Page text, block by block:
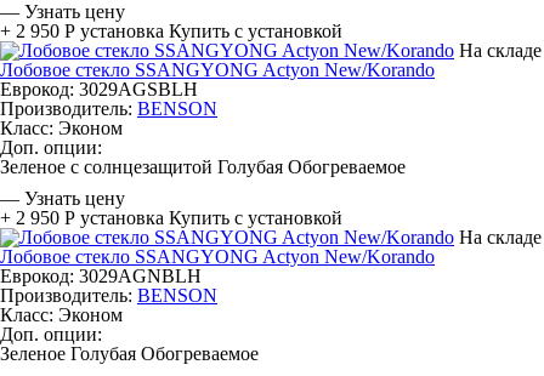
— Узнать цену
+ 2 950 Р установка Купить с установкой
На складе
Лобовое стекло SSANGYONG Actyon New/Korando
Еврокод: 3029AGSBLH
Производитель: BENSON
Класс: Эконом
Доп. опции:
Зеленое с солнцезащитой Голубая Обогреваемое
— Узнать цену
+ 2 950 Р установка Купить с установкой
На складе
Лобовое стекло SSANGYONG Actyon New/Korando
Еврокод: 3029AGNBLH
Производитель: BENSON
Класс: Эконом
Доп. опции:
Зеленое Голубая Обогреваемое